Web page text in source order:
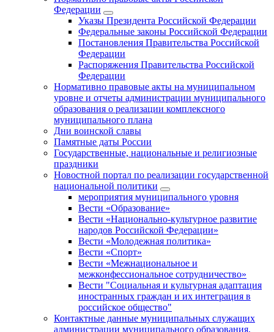
Федерации
Указы Президента Российской Федерации
Федеральные законы Российской Федерации
Постановления Правительства Российской
Федерации
Распоряжения Правительства Российской
Федерации
Нормативно правовые акты на муниципальном
уровне и отчеты администрации муниципального
образования о реализации комплексного
муниципального плана
Дни воинской славы
Памятные даты России
Государственные, национальные и религиозные
праздники
Новостной портал по реализации государственной
национальной политики
мероприятия муниципального уровня
Вести «Образование»
Вести «Национально-культурное развитие
народов Российской Федерации»
Вести «Молодежная политика»
Вести «Спорт»
Вести «Межнациональное и
межконфессиональное сотрудничество»
Вести "Социальная и культурная адаптация
иностранных граждан и их интеграция в
российское общество"
Контактные данные муниципальных служащих
администрации муниципального образования,